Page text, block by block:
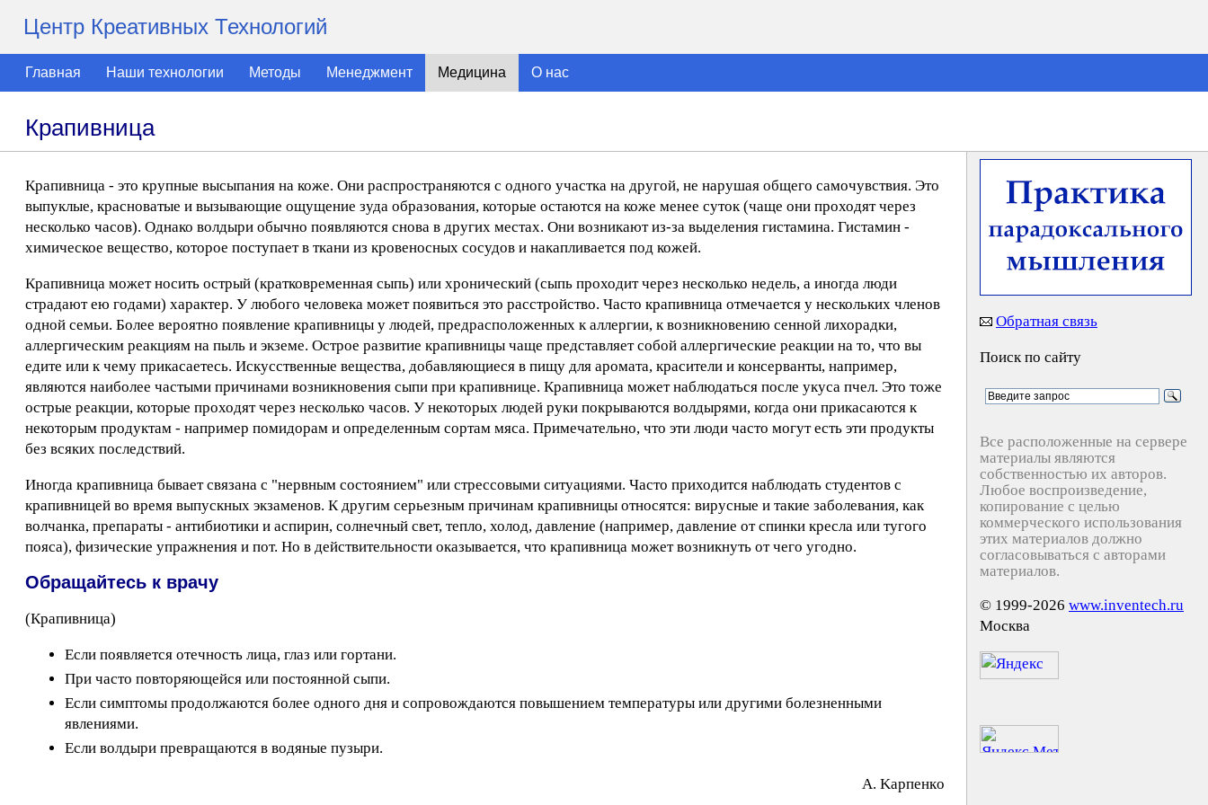
Центр Креативных Технологий
Главная Наши технологии Методы Менеджмент Медицина О нас
Крапивница
Крапивница - это крупные высыпания на коже. Они распространяются с одного участка на другой, не нарушая общего самочувствия. Это
выпуклые, красноватые и вызывающие ощущение зуда образования, которые остаются на коже менее суток (чаще они проходят через
несколько часов). Однако волдыри обычно появляются снова в других местах. Они возникают из-за выделения гистамина. Гистамин -
химическое вещество, которое поступает в ткани из кровеносных сосудов и накапливается под кожей.
Крапивница может носить острый (кратковременная сыпь) или хронический (сыпь проходит через несколько недель, а иногда люди
страдают ею годами) характер. У любого человека может появиться это расстройство. Часто крапивница отмечается у нескольких членов
одной семьи. Более вероятно появление крапивницы у людей, предрасположенных к аллергии, к возникновению сенной лихорадки,
аллергическим реакциям на пыль и экземе. Острое развитие крапивницы чаще представляет собой аллергические реакции на то, что вы
едите или к чему прикасаетесь. Искусственные вещества, добавляющиеся в пищу для аромата, красители и консерванты, например,
являются наиболее частыми причинами возникновения сыпи при крапивнице. Крапивница может наблюдаться после укуса пчел. Это тоже
острые реакции, которые проходят через несколько часов. У некоторых людей руки покрываются волдырями, когда они прикасаются к
некоторым продуктам - например помидорам и определенным сортам мяса. Примечательно, что эти люди часто могут есть эти продукты
без всяких последствий.
Иногда крапивница бывает связана с "нервным состоянием" или стрессовыми ситуациями. Часто приходится наблюдать студентов с
крапивницей во время выпускных экзаменов. К другим серьезным причинам крапивницы относятся: вирусные и такие заболевания, как
волчанка, препараты - антибиотики и аспирин, солнечный свет, тепло, холод, давление (например, давление от спинки кресла или тугого
пояса), физические упражнения и пот. Но в действительности оказывается, что крапивница может возникнуть от чего угодно.
Обращайтесь к врачу
(Крапивница)
Если появляется отечность лица, глаз или гортани.
При часто повторяющейся или постоянной сыпи.
Если симптомы продолжаются более одного дня и сопровождаются повышением температуры или другими болезненными
явлениями.
Если волдыри превращаются в водяные пузыри.
A. Kapпeнкo
Обратная связь
Поиск по сайту
Все расположенные на сервере
материалы являются
собственностью их авторов.
Любое воспроизведение,
копирование с целью
коммерческого использования
этих материалов должно
согласовываться с авторами
материалов.
© 1999-2026 www.inventech.ru
Москва